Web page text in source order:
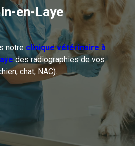
en-Laye
notre clinique vétérinaire à
des radiographies de vos
chat, NAC).